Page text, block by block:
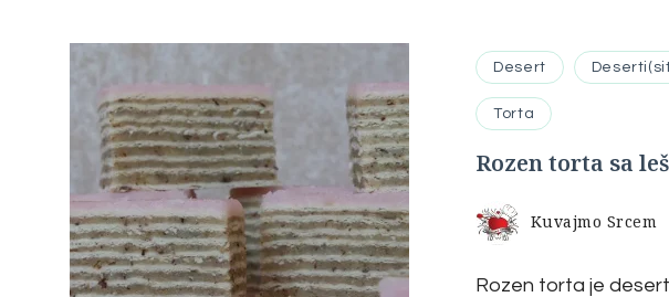
Desert
Torta
Rozen torta sa
Kuvajmo Srcem
Rozen torta je